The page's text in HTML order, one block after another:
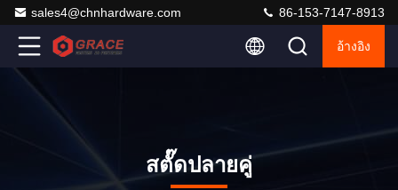
sales4@chnhardware.com 86-153-7147-8913
อ้างอิง
สตั๊ดปลายคู่